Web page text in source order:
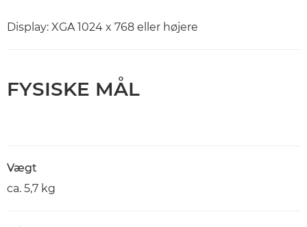
Display: XGA 1024 x 768 eller højere
FYSISKE MÅL
Vægt
ca. 5,7 kg